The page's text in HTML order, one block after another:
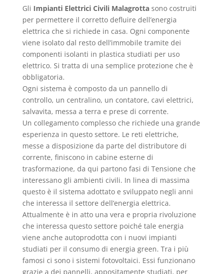
Gli Impianti Elettrici Civili Malagrottasono costruiti
per permettere il corretto defluire dell’energia
elettrica che si richiede in casa. Ogni componente
viene isolato dal resto dell’immobile tramite dei
componenti isolanti in plastica studiati per uso
elettrico. Si tratta di una semplice protezione che è
obbligatoria.
Ogni sistema è composto da un pannello di
controllo, un centralino, un contatore, cavi elettrici,
salvavita, messa a terra e prese di corrente.
Un collegamento complesso che richiede una grande
esperienza in questo settore. Le reti elettriche,
messe a disposizione da parte del distributore di
corrente, finiscono in cabine esterne di
trasformazione, da qui partono fasi di Tensione che
interessano gli ambienti civili. In linea di massima
questo è il sistema adottato e sviluppato negli anni
che interessa il settore dell’energia elettrica.
Attualmente è in atto una vera e propria rivoluzione
che interessa questo settore poiché tale energia
viene anche autoprodotta con i nuovi impianti
studiati per il consumo di energia green. Tra i più
famosi ci sono i sistemi fotovoltaici. Essi funzionano
grazie a dei pannelli, appositamente studiati, per